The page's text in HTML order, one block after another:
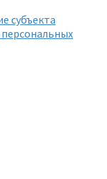
субъекта